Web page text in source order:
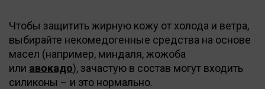
Чтобы защитить жирную кожу от холода и ветра,
выбирайте некомедогенные средства на основе
масел (например, миндаля, жожоба
или авокадо), зачастую в состав могут входить
силиконы – и это нормально.